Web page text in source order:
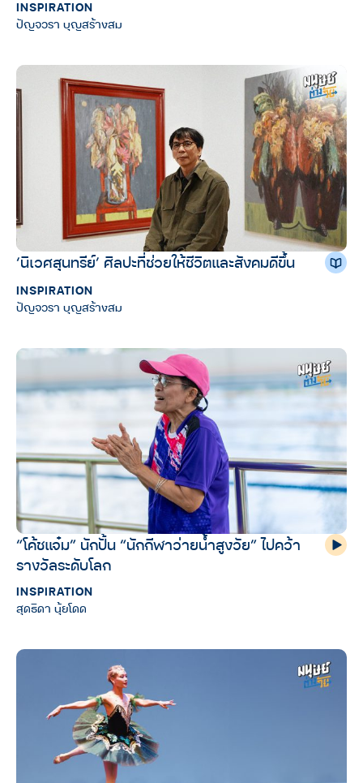
INSPIRATION
ปัญจวรา บุญสร้างสม
‘นิเวศสุนทรีย์’ ศิลปะที่ช่วยให้ชีวิตและสังคมดีขึ้น
INSPIRATION
ปัญจวรา บุญสร้างสม
“โค้ชแจ๋ม” นักปั้น “นักกีฬาว่ายน้ำสูงวัย” ไปคว้า
รางวัลระดับโลก
INSPIRATION
สุดธิดา นุ้ยโดด